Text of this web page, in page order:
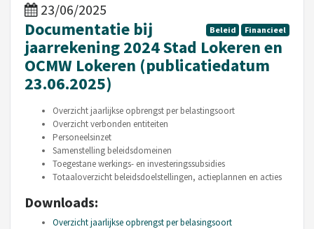
23/06/2025
Beleid Financieel
Documentatie bij
jaarrekening 2024 Stad Lokeren en
OCMW Lokeren (publicatiedatum
23.06.2025)
Overzicht jaarlijkse opbrengst per belastingsoort
Overzicht verbonden entiteiten
Personeelsinzet
Samenstelling beleidsdomeinen
Toegestane werkings- en investeringssubsidies
Totaaloverzicht beleidsdoelstellingen, actieplannen en acties
Downloads:
Overzicht jaarlijkse opbrengst per belasingsoort